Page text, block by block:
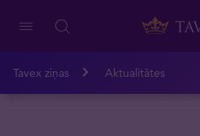
Tavex ziņas Aktualitātes